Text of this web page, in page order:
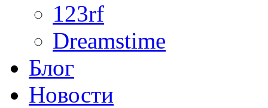
123rf
Dreamstime
Блог
Новости